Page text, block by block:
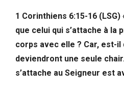
1 Corinthiens 6:15-16
que celui qui s’attache à la
corps avec elle ? Car, est-il
deviendront une seule
s’attache au Seigneur est